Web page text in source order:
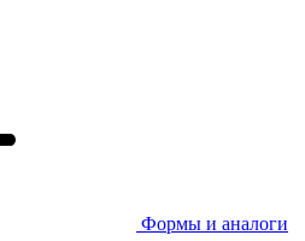
Формы и аналоги